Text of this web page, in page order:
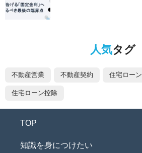
人気タグ
不動産営業 不動産契約 住宅ローン
住宅ローン控除
TOP
知識を身につけたい